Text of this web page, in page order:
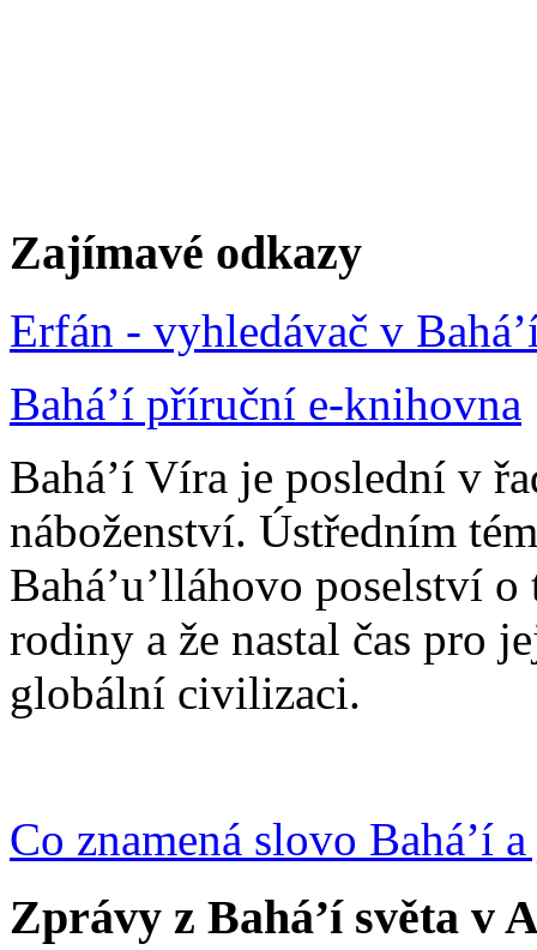
Zajímavé odkazy
Erfán - vyhledávač v
Bahá’í příruční e-knihovna
Bahá’í Víra je poslední v
náboženství. Ústředním
Bahá’u’lláhovo poselství
rodiny a že nastal čas pro
globální civilizaci.
Co znamená slovo Bahá’í
Zprávy z Bahá’í světa v